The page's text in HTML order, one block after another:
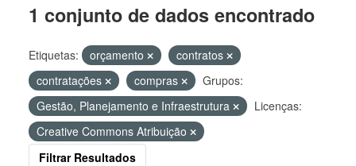
1 conjunto de dados encontrado
Etiquetas: orçamento
contratos
contratações
compras
Grupos:
Gestão, Planejamento e Infraestrutura
Licenças:
Creative Commons Atribuição
Filtrar Resultados